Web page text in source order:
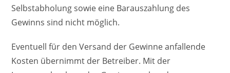
Selbstabholung sowie eine Barauszahlung des
Gewinns sind nicht möglich.
Eventuell für den Versand der Gewinne anfallende
Kosten übernimmt der Betreiber. Mit der